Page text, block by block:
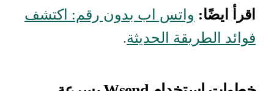
اقرأ ايضًا: واتس اب بدون رقم: اكتشف
فوائد الطريقة الحديثة.